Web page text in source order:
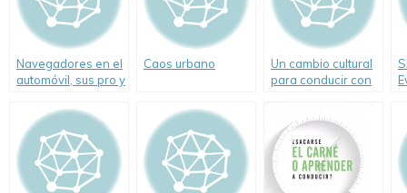
Navegadores en el
automóvil, sus pro y
Caos urbano
Un cambio cultural
para conducir con